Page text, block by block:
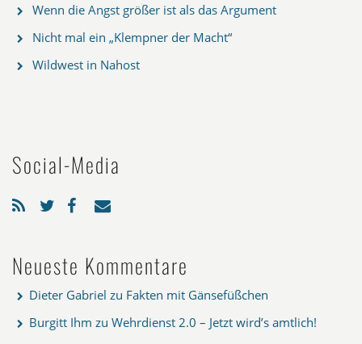
Wenn die Angst größer ist als das Argument
Nicht mal ein „Klempner der Macht“
Wildwest in Nahost
Social-Media
Neueste Kommentare
Dieter Gabriel zu Fakten mit Gänsefüßchen
Burgitt Ihm zu Wehrdienst 2.0 – Jetzt wird’s amtlich!